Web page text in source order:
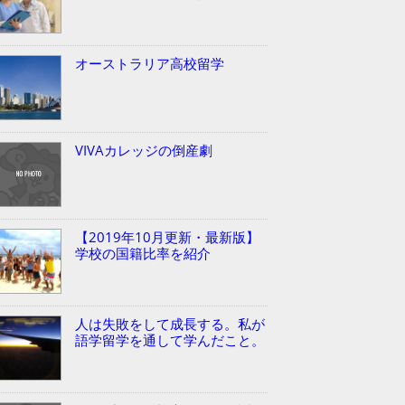
オーストラリア高校留学
VIVAカレッジの倒産劇
【2019年10月更新・最新版】
学校の国籍比率を紹介
人は失敗をして成長する。私が
語学留学を通して学んだこと。